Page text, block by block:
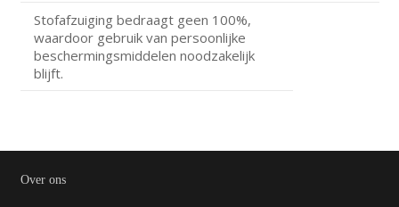
Stofafzuiging bedraagt geen 100%,
waardoor gebruik van persoonlijke
beschermingsmiddelen noodzakelijk
blijft.
Over ons